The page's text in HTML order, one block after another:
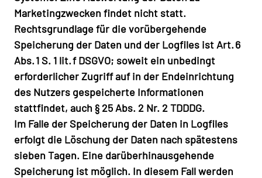
Marketingzwecken findet nicht statt.
Rechtsgrundlage für die vorübergehende
Speicherung der Daten und der Logfiles ist Art. 6
Abs. 1 S. 1 lit. f DSGVO; soweit ein unbedingt
erforderlicher Zugriff auf in der Endeinrichtung
des Nutzers gespeicherte Informationen
stattfindet, auch § 25 Abs. 2 Nr. 2 TDDDG.
Im Falle der Speicherung der Daten in Logfiles
erfolgt die Löschung der Daten nach spätestens
sieben Tagen. Eine darüberhinausgehende
Speicherung ist möglich. In diesem Fall werden